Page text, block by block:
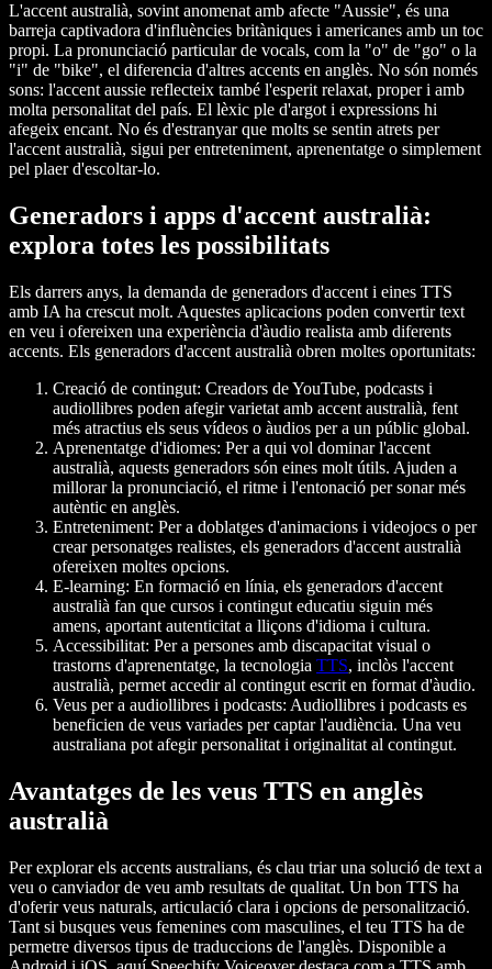
L'accent australià, sovint anomenat amb afecte "Aussie", és una
barreja captivadora d'influències britàniques i americanes amb un toc
propi. La pronunciació particular de vocals, com la "o" de "go" o la
"i" de "bike", el diferencia d'altres accents en anglès. No són només
sons: l'accent aussie reflecteix també l'esperit relaxat, proper i amb
molta personalitat del país. El lèxic ple d'argot i expressions hi
afegeix encant. No és d'estranyar que molts se sentin atrets per
l'accent australià, sigui per entreteniment, aprenentatge o simplement
pel plaer d'escoltar-lo.
Generadors i apps d'accent australià:
explora totes les possibilitats
Els darrers anys, la demanda de generadors d'accent i eines TTS
amb IA ha crescut molt. Aquestes aplicacions poden convertir text
en veu i ofereixen una experiència d'àudio realista amb diferents
accents. Els generadors d'accent australià obren moltes oportunitats:
Creació de contingut: Creadors de YouTube, podcasts i
audiollibres poden afegir varietat amb accent australià, fent
més atractius els seus vídeos o àudios per a un públic global.
Aprenentatge d'idiomes: Per a qui vol dominar l'accent
australià, aquests generadors són eines molt útils. Ajuden a
millorar la pronunciació, el ritme i l'entonació per sonar més
autèntic en anglès.
Entreteniment: Per a doblatges d'animacions i videojocs o per
crear personatges realistes, els generadors d'accent australià
ofereixen moltes opcions.
E-learning: En formació en línia, els generadors d'accent
australià fan que cursos i contingut educatiu siguin més
amens, aportant autenticitat a lliçons d'idioma i cultura.
Accessibilitat: Per a persones amb discapacitat visual o
trastorns d'aprenentatge, la tecnologia TTS, inclòs l'accent
australià, permet accedir al contingut escrit en format d'àudio.
Veus per a audiollibres i podcasts: Audiollibres i podcasts es
beneficien de veus variades per captar l'audiència. Una veu
australiana pot afegir personalitat i originalitat al contingut.
Avantatges de les veus TTS en anglès
australià
Per explorar els accents australians, és clau triar una solució de text a
veu o canviador de veu amb resultats de qualitat. Un bon TTS ha
d'oferir veus naturals, articulació clara i opcions de personalització.
Tant si busques veus femenines com masculines, el teu TTS ha de
permetre diversos tipus de traduccions de l'anglès. Disponible a